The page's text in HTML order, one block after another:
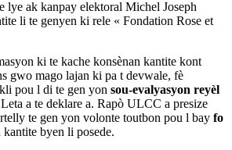
lye ak kanpay elektoral Michel Joseph
li te genyen ki rele « Fondation Rose et
ki te kache konsènan kantite kont
gwo mago lajan ki pa t devwale, fè
pou l di te gen yon sou-evalyasyon reyèl
a te deklare a. Rapò ULCC a presize
te gen yon volonte toutbon pou l bay fo
kantite byen li posede.